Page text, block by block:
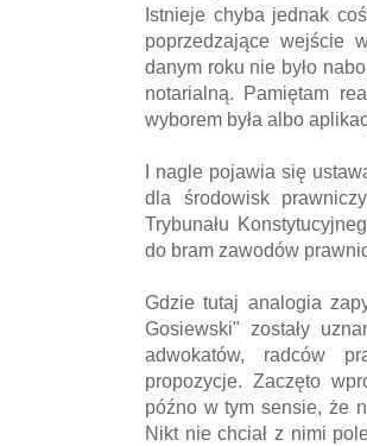
Istnieje chyba jednak
poprzedzające wejście
danym roku nie było
notarialną. Pamiętam
wyborem była albo
I nagle pojawia się
dla środowisk
Trybunału
do bram zawodów
Gdzie tutaj analogia
Gosiewski" zostały
adwokatów, radców
propozycje. Zaczęto
późno w tym sensie, że
Nikt nie chciał z nimi